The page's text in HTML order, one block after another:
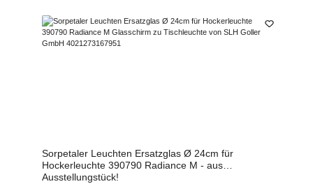
Sorpetaler Leuchten Ersatzglas Ø 24cm für
Hockerleuchte 390790 Radiance M - aus
Ausstellungstück!